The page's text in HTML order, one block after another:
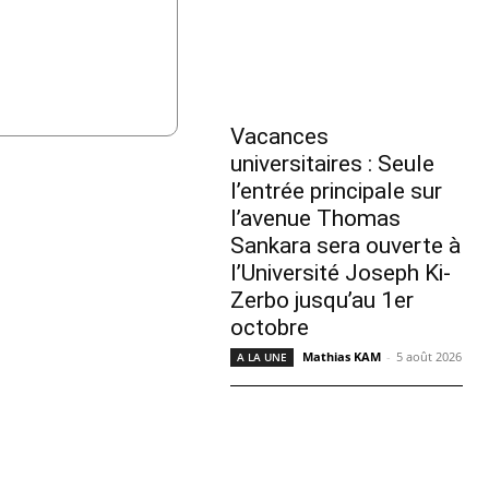
Vacances
universitaires : Seule
l’entrée principale sur
l’avenue Thomas
Sankara sera ouverte à
l’Université Joseph Ki-
Zerbo jusqu’au 1er
octobre
A LA UNE Mathias KAM - 5 août 2026